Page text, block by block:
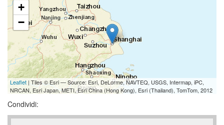
+
−
Leaflet | Tiles © Esri — Source: Esri, DeLorme, NAVTEQ, USGS, Intermap, iPC,
NRCAN, Esri Japan, METI, Esri China (Hong Kong), Esri (Thailand), TomTom, 2012
Condividi: